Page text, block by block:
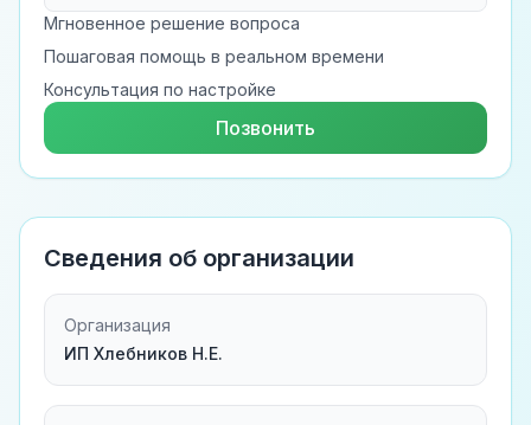
Мгновенное решение вопроса
Пошаговая помощь в реальном времени
Консультация по настройке
Позвонить
Сведения об организации
Организация
ИП Хлебников Н.Е.